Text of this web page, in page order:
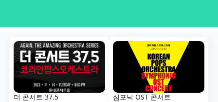
더 콘서트 37.5 심포닉 OST 콘서트